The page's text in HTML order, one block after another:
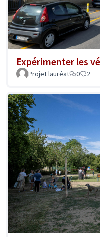
Expérimenter les
Projet lauréat 0 2